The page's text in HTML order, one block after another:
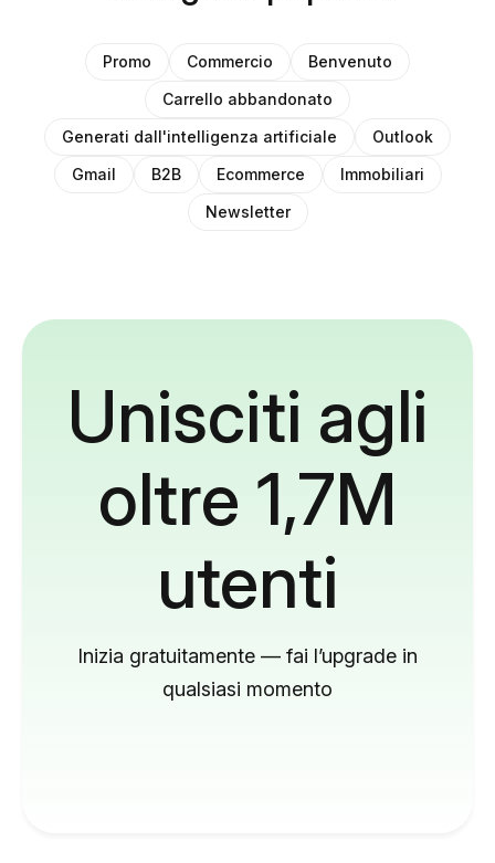
Promo Commercio
Benvenuto
Carrello abbandonato
Generati dall'intelligenza artificiale
Outlook
Gmail
B2B Ecommerce
Immobiliari
Newsletter
Unisciti agli
oltre 1,7M
utenti
Inizia gratuitamente — fai l’upgrade in
qualsiasi momento